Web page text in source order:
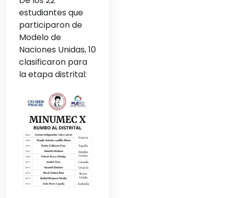
estudiantes que
participaron de
Modelo de
Naciones Unidas, 10
clasificaron para
la etapa distrital: